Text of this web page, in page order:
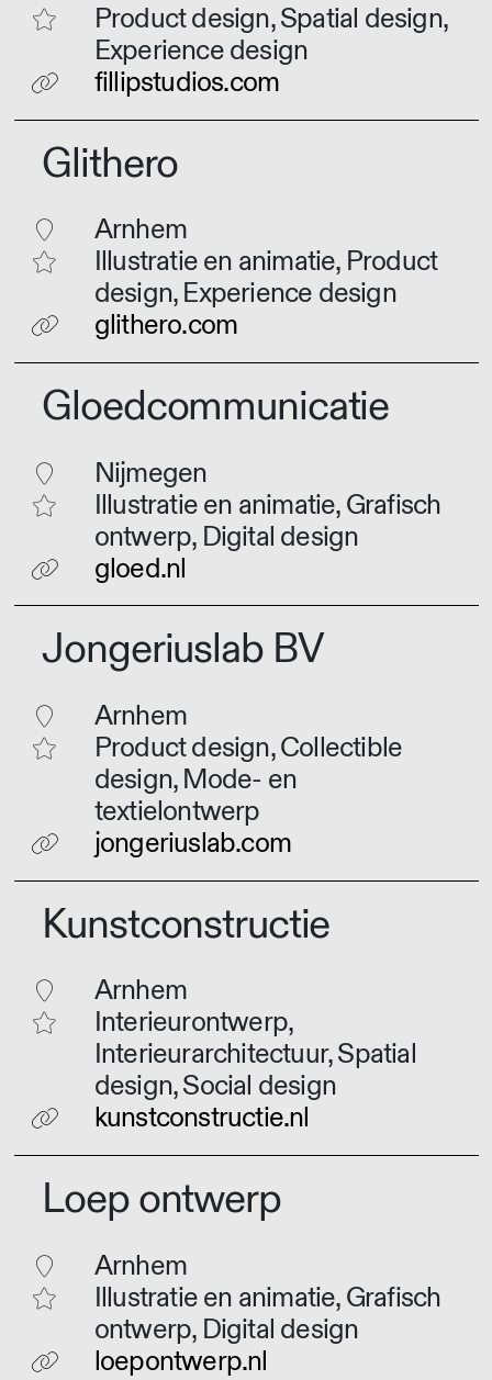
Product design, Spatial design,
Experience design
fillipstudios.com
Glithero
Arnhem
Illustratie en animatie, Product
design, Experience design
glithero.com
Gloedcommunicatie
Nijmegen
Illustratie en animatie, Grafisch
ontwerp, Digital design
gloed.nl
Jongeriuslab BV
Arnhem
Product design, Collectible
design, Mode- en
textielontwerp
jongeriuslab.com
Kunstconstructie
Arnhem
Interieurontwerp,
Interieurarchitectuur, Spatial
design, Social design
kunstconstructie.nl
Loep ontwerp
Arnhem
Illustratie en animatie, Grafisch
ontwerp, Digital design
loepontwerp.nl